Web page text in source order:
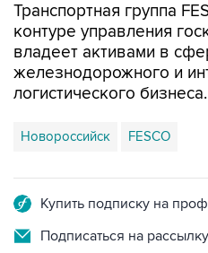
Транспортная группа
контуре управления
владеет активами в
железнодорожного и
логистического бизнеса.
Новороссийск FESCO
Купить подписку на
Подписаться на